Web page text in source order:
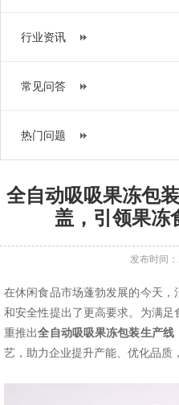
行业资讯
常见问答
热门问题
全自动吸吸果冻包
盖，引领果冻
发布时间
在休闲食品市场蓬勃发展的今天
和安全性提出了更高要求。为满
重推出全自动吸吸果冻包装生产线
艺，助力企业提升产能、优化品质